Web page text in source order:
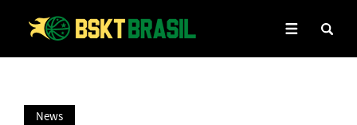
News